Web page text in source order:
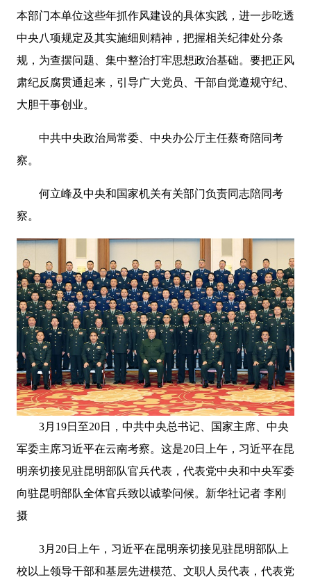
本部门本单位这些年抓作风建设的具体实践，进一步吃透
中央八项规定及其实施细则精神，把握相关纪律处分条
规，为查摆问题、集中整治打牢思想政治基础。要把正风
肃纪反腐贯通起来，引导广大党员、干部自觉遵规守纪、
大胆干事创业。
中共中央政治局常委、中央办公厅主任蔡奇陪同考
察。
何立峰及中央和国家机关有关部门负责同志陪同考
察。
3月19日至20日，中共中央总书记、国家主席、中央
军委主席习近平在云南考察。这是20日上午，习近平在昆
明亲切接见驻昆明部队官兵代表，代表党中央和中央军委
向驻昆明部队全体官兵致以诚挚问候。新华社记者 李刚
摄
3月20日上午，习近平在昆明亲切接见驻昆明部队上
校以上领导干部和基层先进模范、文职人员代表，代表党